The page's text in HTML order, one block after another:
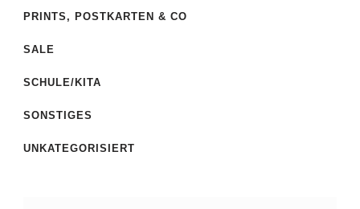
PRINTS, POSTKARTEN & CO
SALE
SCHULE/KITA
SONSTIGES
UNKATEGORISIERT